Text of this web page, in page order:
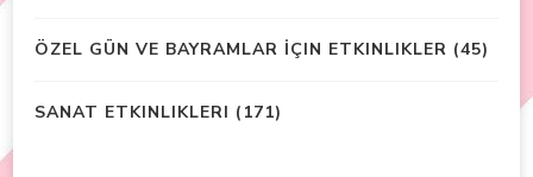
ÖZEL GÜN VE BAYRAMLAR İÇIN ETKINLIKLER (45)
SANAT ETKINLIKLERI (171)